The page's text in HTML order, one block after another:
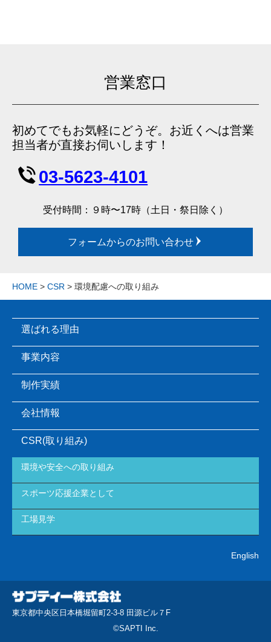
営業窓口
初めてでもお気軽にどうぞ。お近くへは営業
担当者が直接お伺いします！
03-5623-4101
受付時間：９時〜17時（土日・祭日除く）
フォームからのお問い合わせ
HOME > CSR > 環境配慮への取り組み
選ばれる理由
事業内容
制作実績
会社情報
CSR(取り組み)
環境や安全への取り組み
スポーツ応援企業として
工場見学
English
東京都中央区日本橋堀留町2-3-8 田源ビル７F
©SAPTI Inc.